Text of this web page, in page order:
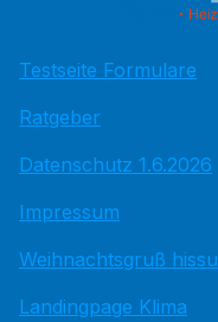
Testseite Formulare
Ratgeber
Datenschutz 1.6.2026
Impressum
Weihnachtsgruß hissu
Landingpage Klima